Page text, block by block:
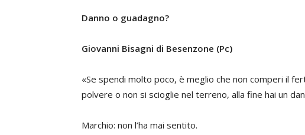
Danno o guadagno?
Giovanni Bisagni di Besenzone (Pc)
«Se spendi molto poco, è meglio che non comperi il
polvere o non si scioglie nel terreno, alla fine hai un
Marchio: non l’ha mai sentito.